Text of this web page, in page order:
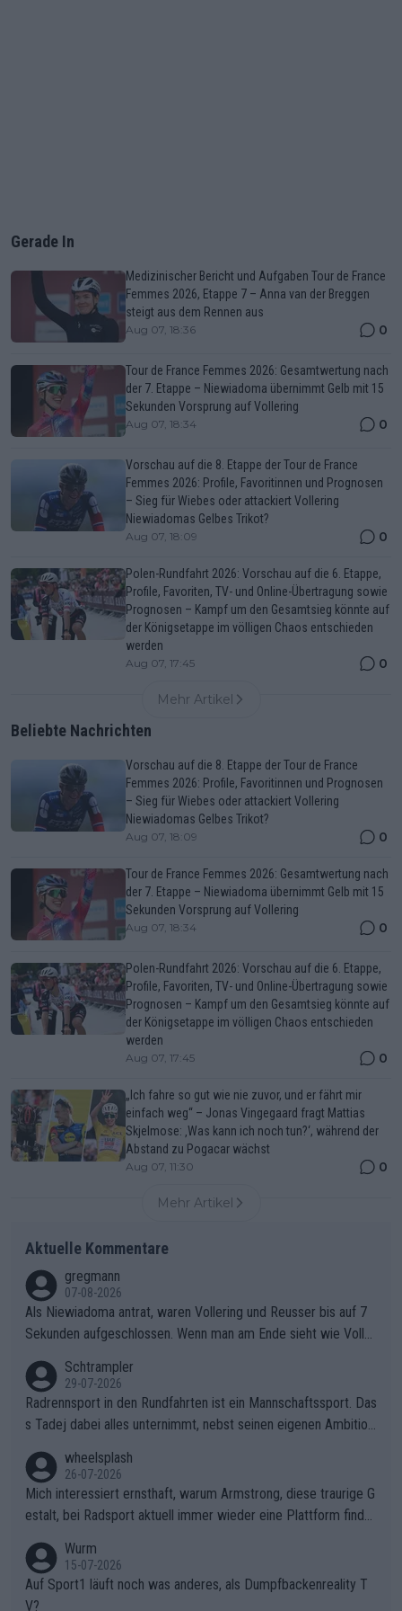
Gerade In
Medizinischer Bericht und Aufgaben Tour de France
Femmes 2026, Etappe 7 – Anna van der Breggen
steigt aus dem Rennen aus
Aug 07, 18:36 0
Tour de France Femmes 2026: Gesamtwertung nach
der 7. Etappe – Niewiadoma übernimmt Gelb mit 15
Sekunden Vorsprung auf Vollering
Aug 07, 18:34 0
Vorschau auf die 8. Etappe der Tour de France
Femmes 2026: Profile, Favoritinnen und Prognosen
– Sieg für Wiebes oder attackiert Vollering
Niewiadomas Gelbes Trikot?
Aug 07, 18:09 0
Polen-Rundfahrt 2026: Vorschau auf die 6. Etappe,
Profile, Favoriten, TV- und Online-Übertragung sowie
Prognosen – Kampf um den Gesamtsieg könnte auf
der Königsetappe im völligen Chaos entschieden
werden
Aug 07, 17:45 0
Mehr Artikel
Beliebte Nachrichten
Vorschau auf die 8. Etappe der Tour de France
Femmes 2026: Profile, Favoritinnen und Prognosen
– Sieg für Wiebes oder attackiert Vollering
Niewiadomas Gelbes Trikot?
Aug 07, 18:09 0
Tour de France Femmes 2026: Gesamtwertung nach
der 7. Etappe – Niewiadoma übernimmt Gelb mit 15
Sekunden Vorsprung auf Vollering
Aug 07, 18:34 0
Polen-Rundfahrt 2026: Vorschau auf die 6. Etappe,
Profile, Favoriten, TV- und Online-Übertragung sowie
Prognosen – Kampf um den Gesamtsieg könnte auf
der Königsetappe im völligen Chaos entschieden
werden
Aug 07, 17:45 0
„Ich fahre so gut wie nie zuvor, und er fährt mir
einfach weg“ – Jonas Vingegaard fragt Mattias
Skjelmose: ‚Was kann ich noch tun?‘, während der
Abstand zu Pogacar wächst
Aug 07, 11:30 0
Mehr Artikel
Aktuelle Kommentare
gregmann
07-08-2026
Als Niewiadoma antrat, waren Vollering und Reusser bis auf 7
Sekunden aufgeschlossen. Wenn man am Ende sieht wie Voller
ering die 7 Sekunden zu Niewiadoma nicht geschlossen hat un
d den Abstand hat anwachsen lassen. Ein schwerer taktischer
Fehler, der den Tour Sieg kosten wird.Diese Beobachtung trifft
Zögerlichkeit von Demi Vollering in diesem Moment war das e
ntscheidende Puzzleteil, das Katarzyna Niewiadoma die Tür z
um Gelben Trikot geöffnet hat.Das taktische Dilemma am Mon
t VentouxDie psychologische Falle: Vollering spekulierte in die
ser Phase darauf, dass Marlen Reusser im Gelben Trikot die N
achführarbeit leistet, um ihre Gesamtführung zu verteidigen.De
r Pokereinsatz: Anstatt die verbleibenden 7 Sekunden sofort s
Schtrampler
29-07-2026
Radrennsport in den Rundfahrten ist ein Mannschaftssport. Das
s Tadej dabei alles unternimmt, nebst seinen eigenen Ambition
ganze Team auch mental stark zu machen und konkret am Erf
olg teilzuhaben, ist ihm ganz hoch anzurechnen. Das ist ein Zei
chen weit über den Radsport hinaus.
wheelsplash
26-07-2026
Mich interessiert ernsthaft, warum Armstrong, diese traurige G
estalt, bei Radsport aktuell immer wieder eine Plattform finde
Wurm
15-07-2026
Auf Sport1 läuft noch was anderes, als Dumpfbackenreality T
V?